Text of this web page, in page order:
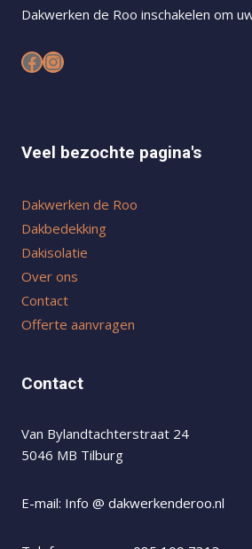
Dakwerken de Roo inschakelen om
Facebook
Instagram
Veel bezochte pagina's
Dakwerken de Roo
Dakbedekking
Dakisolatie
Over ons
Contact
Offerte aanvragen
Contact
Van Bylandtachterstraat 24
5046 MB Tilburg
E-mail: Info @ dakwerkenderoo.nl